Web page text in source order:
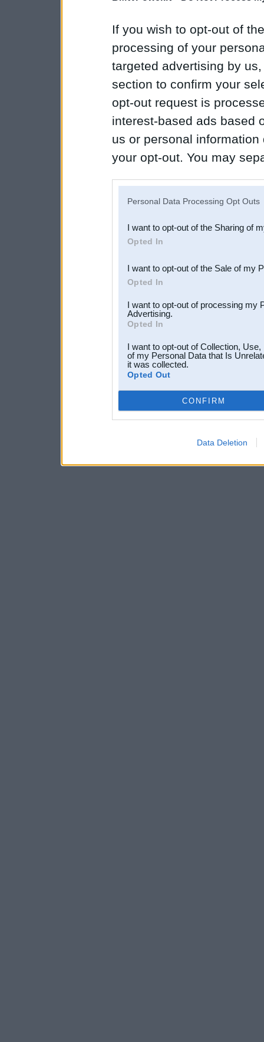
If you wish to opt-out of
processing of your
targeted advertising by
section to confirm your
opt-out request is
interest-based ads based
us or personal
your opt-out. You may
Downstream Participants
third parties.
Personal Data Processing Opt Outs
I want to opt-out of the Sharing of
Opted In
I want to opt-out of the Sale of my
Opted In
I want to opt-out of processing my
Advertising.
Opted In
I want to opt-out of Collection,
of my Personal Data that Is
it was collected.
Opted Out
CONFIRM
Data Deletion